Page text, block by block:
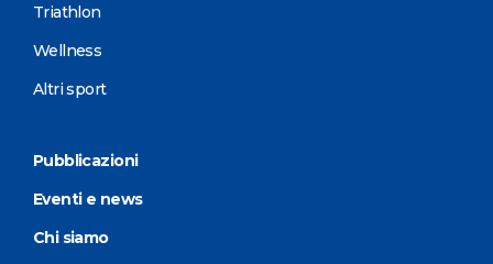
Triathlon
Wellness
Altri sport
Pubblicazioni
Eventi e news
Chi siamo